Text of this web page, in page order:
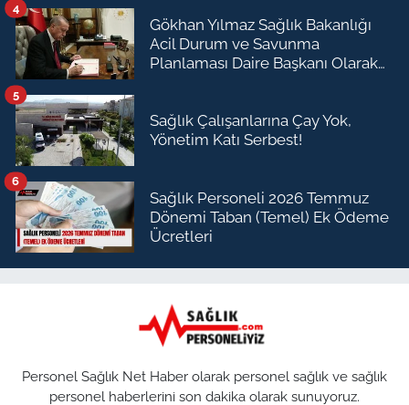
Gökhan Yılmaz Sağlık Bakanlığı
Acil Durum ve Savunma
Planlaması Daire Başkanı Olarak
4
Sağlık Çalışanlarına Çay Yok,
Yönetim Katı Serbest!
5
Sağlık Personeli 2026 Temmuz
Dönemi Taban (Temel) Ek Ödeme
Ücretleri
6
Personel Sağlık Net Haber olarak personel sağlık ve sağlık
personel haberlerini son dakika olarak sunuyoruz.